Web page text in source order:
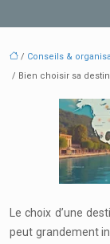
/ Conseils &
/ Bien choisir sa
Le choix d’une
peut grandement